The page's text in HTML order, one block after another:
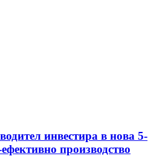
инвестира в нова 5-
производство